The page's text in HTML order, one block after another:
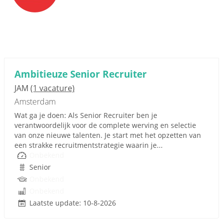
Ambitieuze Senior Recruiter
JAM (1 vacature)
Amsterdam
Wat ga je doen: Als Senior Recruiter ben je
verantwoordelijk voor de complete werving en selectie
van onze nieuwe talenten. Je start met het opzetten van
een strakke recruitmentstrategie waarin je...
Senior
Laatste update: 10-8-2026